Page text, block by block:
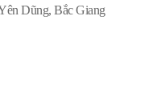
Dũng, Bắc Giang